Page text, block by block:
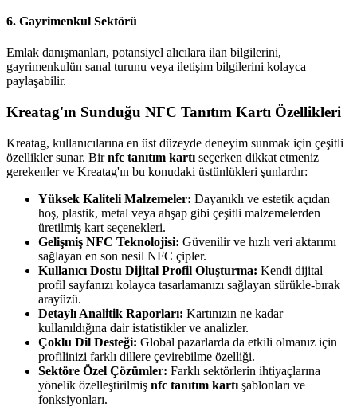
6. Gayrimenkul Sektörü
Emlak danışmanları, potansiyel alıcılara ilan bilgilerini,
gayrimenkulün sanal turunu veya iletişim bilgilerini kolayca
paylaşabilir.
Kreatag'ın Sunduğu NFC Tanıtım Kartı Özellikleri
Kreatag, kullanıcılarına en üst düzeyde deneyim sunmak için çeşitli
özellikler sunar. Birnfc tanıtım kartı seçerken dikkat etmeniz
gerekenler ve Kreatag'ın bu konudaki üstünlükleri şunlardır:
Yüksek Kaliteli Malzemeler: Dayanıklı ve estetik açıdan
hoş, plastik, metal veya ahşap gibi çeşitli malzemelerden
üretilmiş kart seçenekleri.
Gelişmiş NFC Teknolojisi: Güvenilir ve hızlı veri aktarımı
sağlayan en son nesil NFC çipler.
Kullanıcı Dostu Dijital Profil Oluşturma: Kendi dijital
profil sayfanızı kolayca tasarlamanızı sağlayan sürükle-bırak
arayüzü.
Detaylı Analitik Raporları: Kartınızın ne kadar
kullanıldığına dair istatistikler ve analizler.
Çoklu Dil Desteği: Global pazarlarda da etkili olmanız için
profilinizi farklı dillere çevirebilme özelliği.
Sektöre Özel Çözümler: Farklı sektörlerin ihtiyaçlarına
yönelik özelleştirilmiş nfc tanıtım kartı şablonları ve
fonksiyonları.